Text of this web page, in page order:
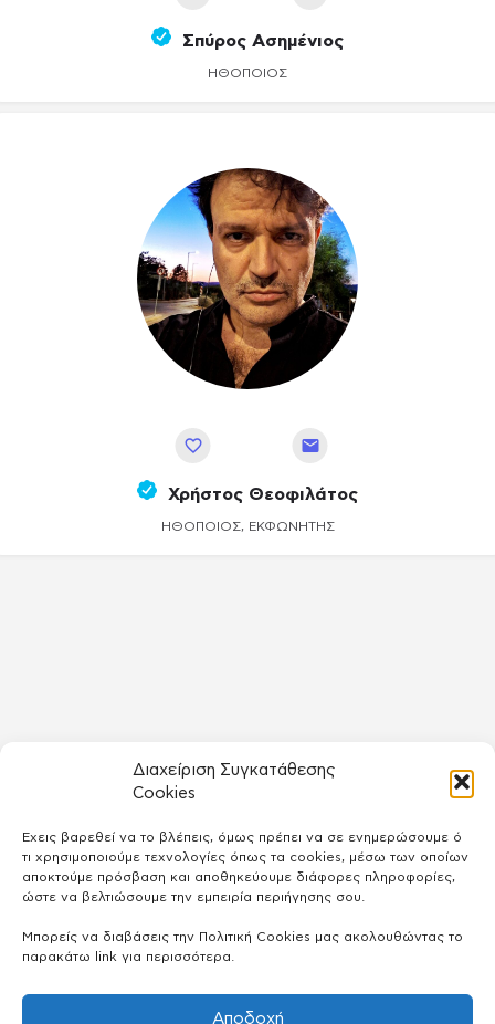
Διαχείριση Συγκατάθεσης
Cookies
Έχεις βαρεθεί να το βλέπεις, όμως πρέπει να σε ενημερώσουμε ό
τι χρησιμοποιούμε τεχνολογίες όπως τα cookies, μέσω των οποίων
αποκτούμε πρόσβαση και αποθηκεύουμε διάφορες πληροφορίες,
ώστε να βελτιώσουμε την εμπειρία περιήγησης σου.
Μπορείς να διαβάσεις την Πολιτική Cookies μας ακολουθώντας το
παρακάτω link για περισσότερα.
Αποδοχή
Σπύρος Ασημένιος
ΗΘΟΠΟΙΌΣ
Χρήστος Θεοφιλάτος
ΗΘΟΠΟΙΌΣ, ΕΚΦΩΝΗΤΉΣ